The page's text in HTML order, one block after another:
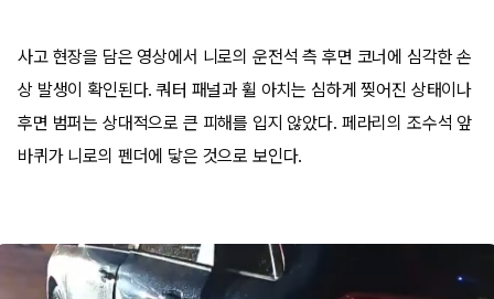
사고 현장을 담은 영상에서 니로의 운전석 측 후면 코너에 심각한 손
상 발생이 확인된다. 쿼터 패널과 휠 아치는 심하게 찢어진 상태이나
후면 범퍼는 상대적으로 큰 피해를 입지 않았다. 페라리의 조수석 앞
바퀴가 니로의 펜더에 닿은 것으로 보인다.